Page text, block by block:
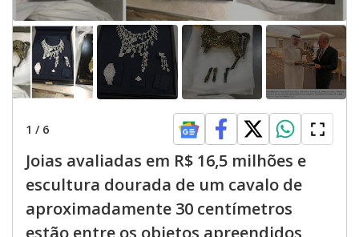
1 / 6
Joias avaliadas em R$ 16,5 milhões e
escultura dourada de um cavalo de
aproximadamente 30 centímetros